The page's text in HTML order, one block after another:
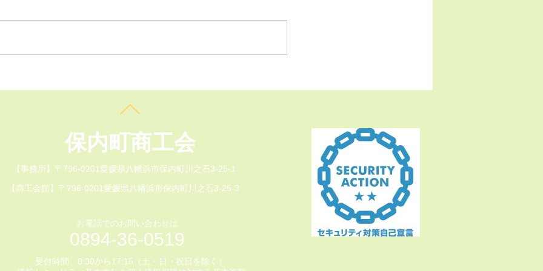
​保内町商工会
【事務所】〒796-0201愛媛県八幡浜市保内町川之石3-25-1
お電話でのお問い合わせは
0894-36-0519
【商工会館】〒796-0201愛媛県八幡浜市保内町川之石3-25-3
受付時間 8:30から17:15（土・日・祝日を除く）